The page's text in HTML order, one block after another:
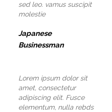
sed leo. vamus suscipit
molestie
Japanese
Businessman
Lorem ipsum dolor sit
amet, consectetur
adipiscing elit. Fusce
elementum, nulla rebds